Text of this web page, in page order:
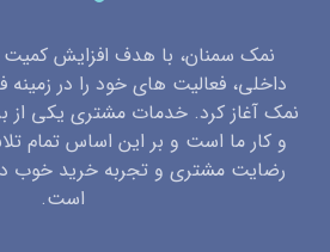
نمک سمنان، با هدف افزایش
داخلی، فعالیت های خود را در
نمک آغاز کرد. خدمات مشتری یکی از
و کار ما است و بر این اساس تمام
رضایت مشتری و تجربه خرید خوب
است.